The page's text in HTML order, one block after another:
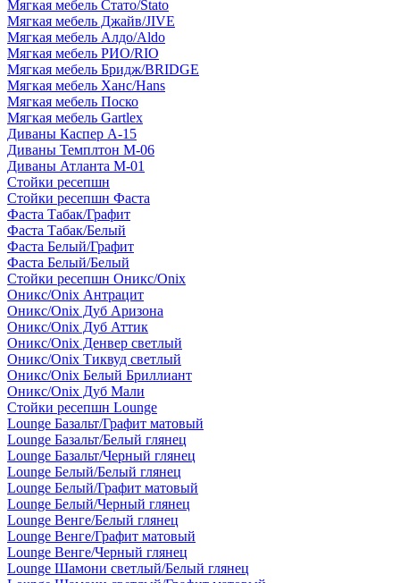
Мягкая мебель Стато/Stato
Мягкая мебель Джайв/JIVE
Мягкая мебель Алдо/Aldo
Мягкая мебель РИО/RIO
Мягкая мебель Бридж/BRIDGE
Мягкая мебель Ханс/Hans
Мягкая мебель Поско
Мягкая мебель Gartlex
Диваны Каспер А-15
Диваны Темплтон М-06
Диваны Атланта М-01
Стойки ресепшн
Стойки ресепшн Фаста
Фаста Табак/Графит
Фаста Табак/Белый
Фаста Белый/Графит
Фаста Белый/Белый
Стойки ресепшн Оникс/Onix
Оникс/Onix Антрацит
Оникс/Onix Дуб Аризона
Оникс/Onix Дуб Аттик
Оникс/Onix Денвер светлый
Оникс/Onix Тиквуд светлый
Оникс/Onix Белый Бриллиант
Оникс/Onix Дуб Мали
Стойки ресепшн Lounge
Lounge Базальт/Графит матовый
Lounge Базальт/Белый глянец
Lounge Базальт/Черный глянец
Lounge Белый/Белый глянец
Lounge Белый/Графит матовый
Lounge Белый/Черный глянец
Lounge Венге/Белый глянец
Lounge Венге/Графит матовый
Lounge Венге/Черный глянец
Lounge Шамони светлый/Белый глянец